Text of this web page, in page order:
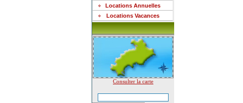
Locations Annuelles
Locations Vacances
Consulter la carte